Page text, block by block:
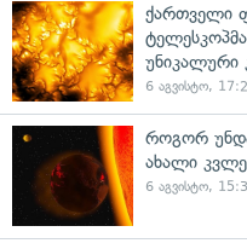
ქართველი
უნიკალური
6 აგვისტო,
როგორ
ახალი
6 აგვისტო,